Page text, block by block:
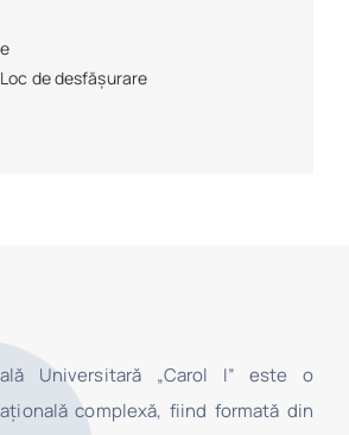
de desfășurare
Universitară „Carol I” este o
complexă, fiind formată din